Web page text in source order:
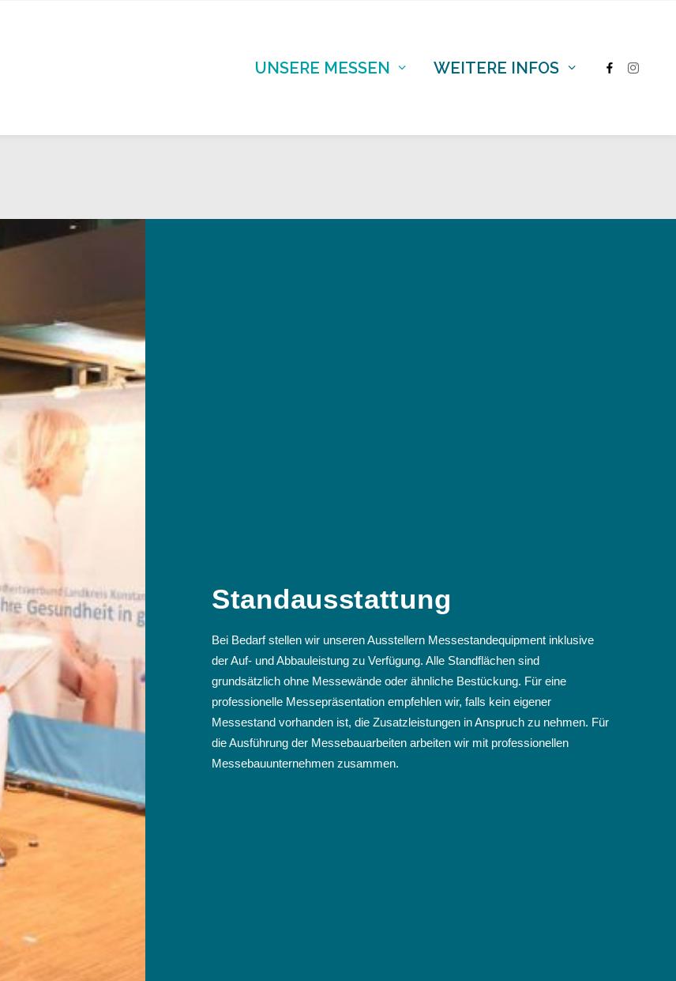
UNSERE MESSEN WEITERE INFOS
Standausstattung
Bei Bedarf stellen wir unseren Ausstellern Messestandequipment inklusive
der Auf- und Abbauleistung zu Verfügung. Alle Standflächen sind
grundsätzlich ohne Messewände oder ähnliche Bestückung. Für eine
professionelle Messepräsentation empfehlen wir, falls kein eigener
Messestand vorhanden ist, die Zusatzleistungen in Anspruch zu nehmen. Für
die Ausführung der Messebauarbeiten arbeiten wir mit professionellen
Messebauunternehmen zusammen.